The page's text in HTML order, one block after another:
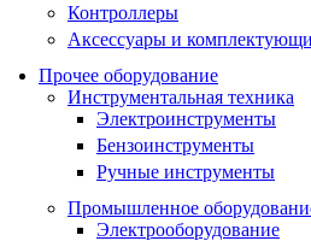
Контроллеры
Аксессуары и
Прочее оборудование
Инструментальная техника
Электроинструменты
Бензоинструменты
Ручные инструменты
Промышленное
Электрооборудование